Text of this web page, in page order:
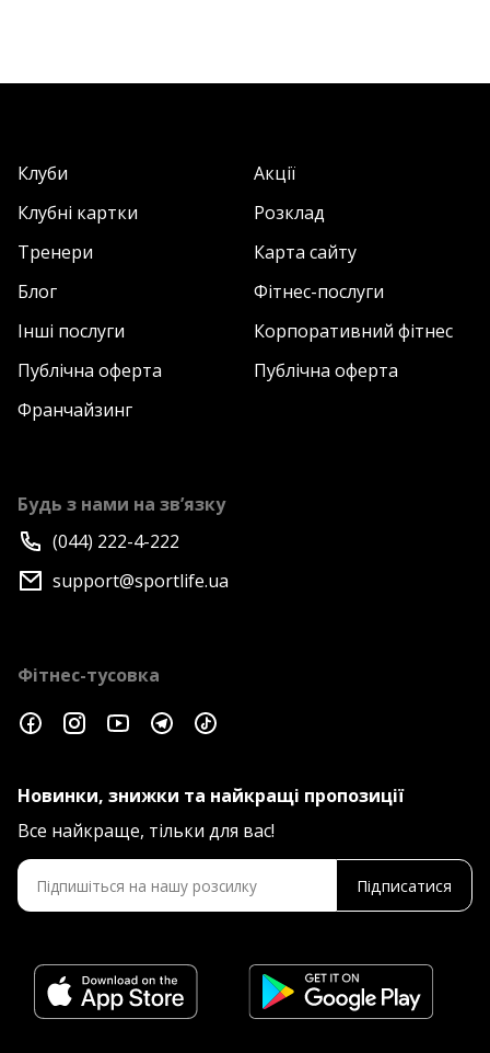
Клуби
Акції
Клубні картки
Розклад
Тренери
Карта сайту
Блог
Фітнес-послуги
Інші послуги
Корпоративний фітнес
Публічна оферта
Публічна оферта
Франчайзинг
Будь з нами на зв’язку
(044) 222-4-222
support@sportlife.ua
Фітнес-тусовка
Новинки, знижки та найкращі пропозиції
Все найкраще, тільки для вас!
Підписатися